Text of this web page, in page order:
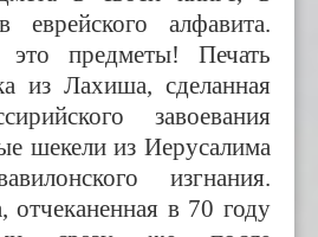
алфавита.
предметы! Печать
из Лахиша, сделанная
завоевания
шекели из Иерусалима
изгнания.
отчеканенная в 70 году